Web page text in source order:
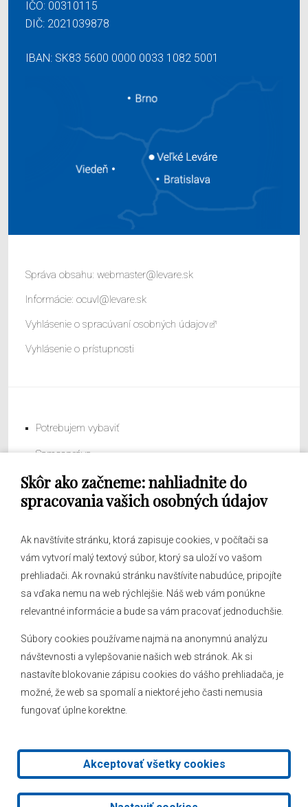
Skôr ako začneme: nahliadnite do
spracovania vašich osobných údajov
Ak navštívite stránku, ktorá zapisuje cookies, v počítači sa
vám vytvorí malý textový súbor, ktorý sa uloží vo vašom
prehliadači. Ak rovnakú stránku navštívite nabudúce, pripojíte
sa vďaka nemu na web rýchlejšie. Náš web vám ponúkne
relevantné informácie a bude sa vám pracovať jednoduchšie.
Súbory cookies používame najmä na anonymnú analýzu
návštevnosti a vylepšovanie našich web stránok. Ak si
nastavíte blokovanie zápisu cookies do vášho prehliadača, je
možné, že web sa spomalí a niektoré jeho časti nemusia
fungovať úplne korektne.
Akceptovať všetky cookies
IČO: 00310115
DIČ: 2021039878
IBAN: SK83 5600 0000 0033 1082 5001
Správa obsahu: webmaster@levare.sk
Informácie: ocuvl@levare.sk
Vyhlásenie o spracúvaní osobných údajov
Vyhlásenie o prístupnosti
Potrebujem vybaviť
Samospráva
Obecný úrad
O obci
Hlásenia obecného rozhlasu
Kontakt
Mapa stránok
2026 © Obec Veľké Leváre|Tvorba web stránok